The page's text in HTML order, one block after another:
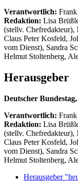
Verantwortlich:
Redaktion: Lisa
(stellv. Chefredakteur),
Claus Peter Kosfeld,
vom Dienst), Sandra
Helmut Stoltenberg,
Herausgeber
Deutscher
Verantwortlich:
Redaktion: Lisa
(stellv. Chefredakteur),
Claus Peter Kosfeld,
vom Dienst), Sandra
Helmut Stoltenberg,
Herausgeber